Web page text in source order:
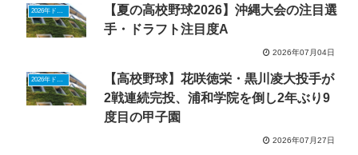
2026年ドラフトニュース
【夏の高校野球2026】沖縄大会の注目選
手・ドラフト注目度A
2026年07月04日
2026年ドラフトニュース
【高校野球】花咲徳栄・黒川凌大投手が
2戦連続完投、浦和学院を倒し2年ぶり9
度目の甲子園
2026年07月27日